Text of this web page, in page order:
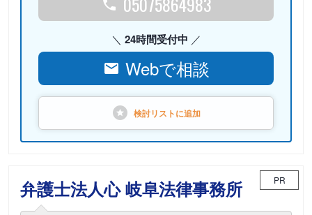
24時間受付中
Webで相談
検討リストに追加
弁護士法人心 岐阜法律事務所 PR